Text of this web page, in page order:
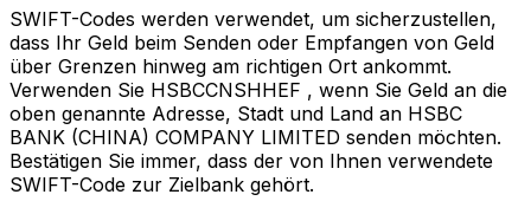
SWIFT-Codes werden verwendet, um sicherzustellen,
dass Ihr Geld beim Senden oder Empfangen von Geld
über Grenzen hinweg am richtigen Ort ankommt.
Verwenden Sie HSBCCNSHHEF , wenn Sie Geld an die
oben genannte Adresse, Stadt und Land an HSBC
BANK (CHINA) COMPANY LIMITED senden möchten.
Bestätigen Sie immer, dass der von Ihnen verwendete
SWIFT-Code zur Zielbank gehört.